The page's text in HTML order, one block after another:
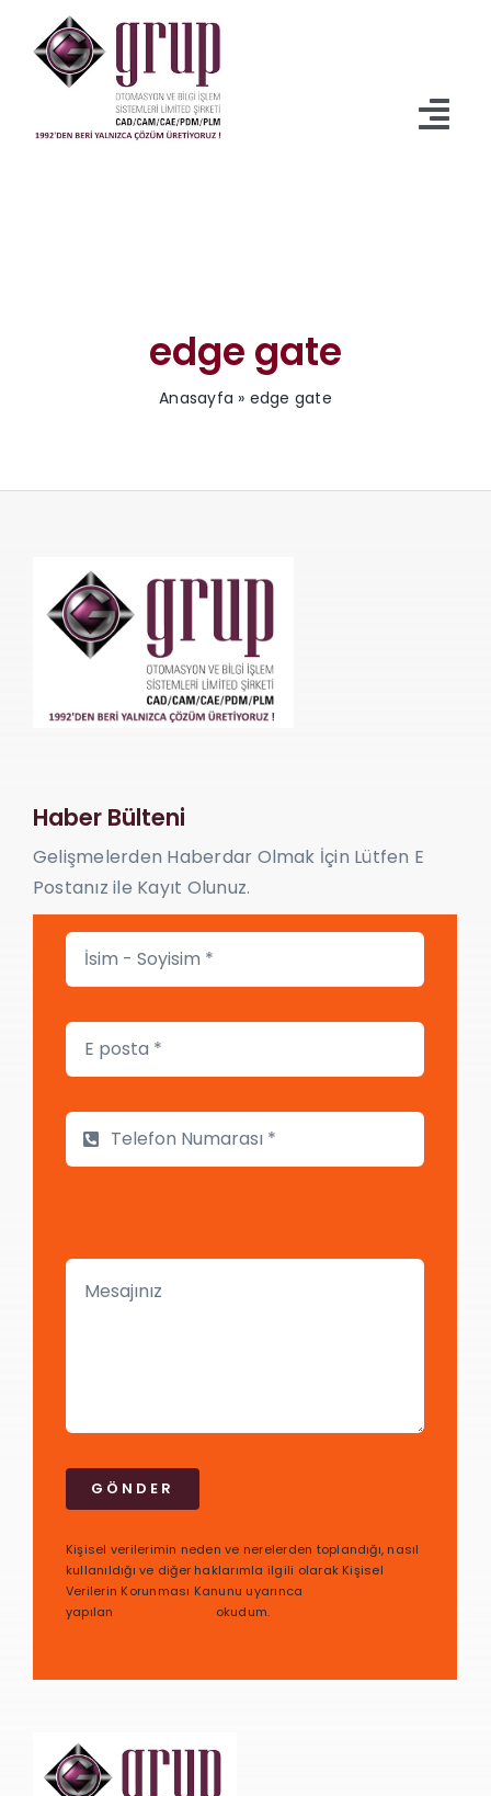
İndirmeler
edge gate
Anasayfa » edge gate
Haber Bülteni
Gelişmelerden Haberdar Olmak İçin Lütfen E
Postanız ile Kayıt Olunuz.
GÖNDER
Kişisel verilerimin neden ve nerelerden toplandığı, nasıl
kullanıldığı ve diğer haklarımla ilgili olarak Kişisel
Verilerin Korunması Kanunu uyarınca
yapılan
okudum.